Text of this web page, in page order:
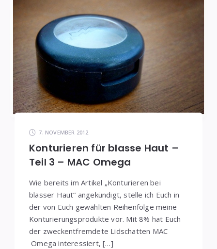
7. NOVEMBER 2012
Konturieren für blasse Haut –
Teil 3 – MAC Omega
Wie bereits im Artikel „Konturieren bei
blasser Haut“ angekündigt, stelle ich Euch in
der von Euch gewählten Reihenfolge meine
Konturierungsprodukte vor. Mit 8% hat Euch
der zweckentfremdete Lidschatten MAC
Omega interessiert, […]